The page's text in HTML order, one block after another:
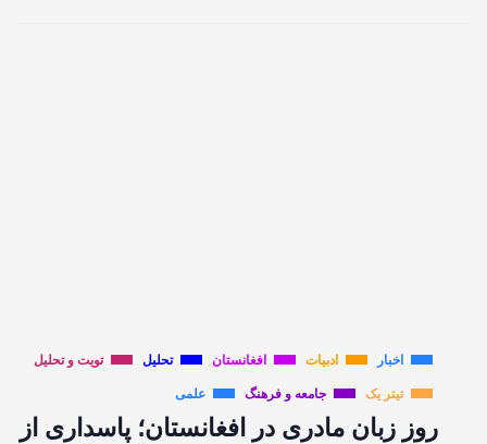
اخبار ادبیات افغانستان تحلیل تویت و تحلیل
تیتر یک جامعه و فرهنگ علمی
روز زبان مادری در افغانستان؛ پاسداری از